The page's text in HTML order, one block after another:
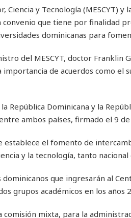
Ciencia y Tecnología (MESCYT)
convenio que tiene por finalidad
dominicanas para
del MESCYT, doctor Franklin
importancia de acuerdos como
República Dominicana y la
ambos países, firmado el 9
establece el fomento de
y la tecnología, tanto
que ingresarán al
grupos académicos en los años
comisión mixta, para la